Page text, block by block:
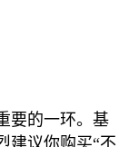
要的一环。基